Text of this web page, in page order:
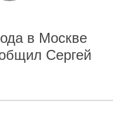
в Москве
Сергей